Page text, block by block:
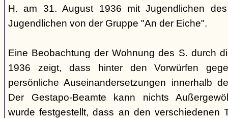
H. am 31. August 1936 mit Jugendlichen
Jugendlichen von der Gruppe "An der Eiche".
Eine Beobachtung der Wohnung des S. durch
1936 zeigt, dass hinter den Vorwürfen
persönliche Auseinandersetzungen innerhalb
Der Gestapo-Beamte kann nichts
wurde festgestellt, dass an den verschiedenen